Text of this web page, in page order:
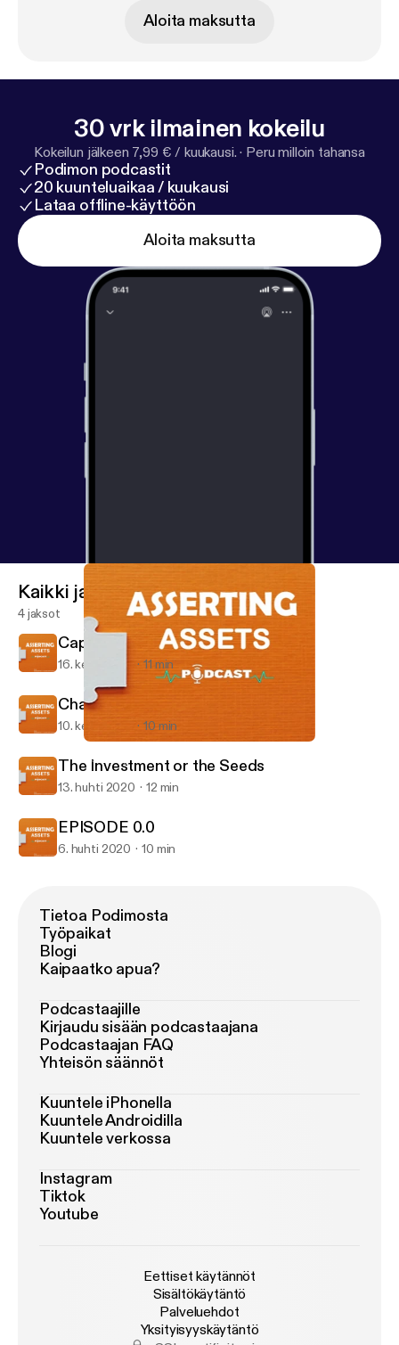
Aloita maksutta
30 vrk ilmainen kokeilu
Kokeilun jälkeen 7,99 € / kuukausi. · Peru milloin tahansa
Podimon podcastit
20 kuunteluaikaa / kuukausi
Lataa offline-käyttöön
Aloita maksutta
Asserting Assets
Kaikki jaksot
4 jaksot
Capabilities and Capicity
16. kesä 2020 11 min
Character, Reputation and Success.
10. kesä 2020 10 min
The Investment or the Seeds
13. huhti 2020 12 min
EPISODE 0.0
6. huhti 2020 10 min
Tietoa Podimosta
Työpaikat
Blogi
Kaipaatko apua?
Podcastaajille
Kirjaudu sisään podcastaajana
Podcastaajan FAQ
Yhteisön säännöt
Kuuntele iPhonella
Kuuntele Androidilla
Kuuntele verkossa
Instagram
Tiktok
Youtube
Eettiset käytännöt
Sisältökäytäntö
Palveluehdot
Yksityisyyskäytäntö